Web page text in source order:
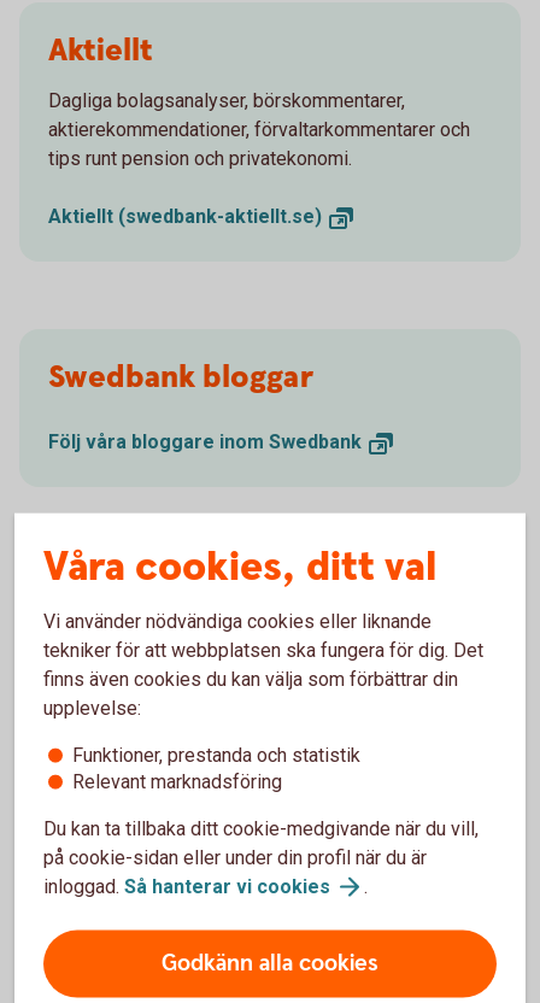
Aktiellt
Dagliga bolagsanalyser, börskommentarer,
aktierekommendationer, förvaltarkommentarer och
tips runt pension och privatekonomi.
Aktiellt (swedbank-aktiellt.se)
Swedbank bloggar
Följ våra bloggare inom Swedbank
Kontakta oss
Privatkund
Företagskund
Besök oss
Hitta dittbankkontor
Våra cookies, ditt val
Vi använder nödvändiga cookies eller liknande
tekniker för att webbplatsen ska fungera för dig. Det
finns även cookies du kan välja som förbättrar din
upplevelse:
Funktioner, prestanda och statistik
Relevant marknadsföring
Du kan ta tillbaka ditt cookie-medgivande när du vill,
på cookie-sidan eller under din profil när du är
inloggad. Så hanterar vi cookies .
Godkänn alla cookies